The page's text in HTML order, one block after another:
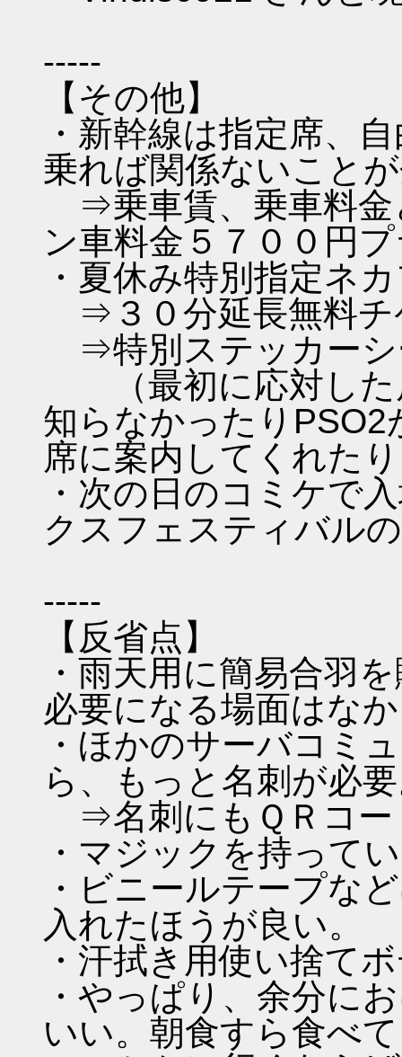
-----
【その他】
・新幹線は指定席、
乗れば関係ないこと
⇒乗車賃、乗車料金
ン車料金５７００円
・夏休み特別指定ネ
⇒３０分延長無料チ
⇒特別ステッカーシ
（最初に応対した
知らなかったり
席に案内してくれた
・次の日のコミケで
クスフェスティバル
-----
【反省点】
・雨天用に簡易合羽
必要になる場面はな
・ほかのサーバコミ
ら、もっと名刺が必
⇒名刺にもＱＲコー
・マジックを持って
・ビニールテープな
入れたほうが良い。
・汗拭き用使い捨て
・やっぱり、余分に
いい。朝食すら食べ